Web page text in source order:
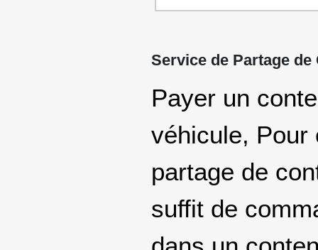
Service de Partage de
Payer un
véhicule, Pour
partage de
suffit de